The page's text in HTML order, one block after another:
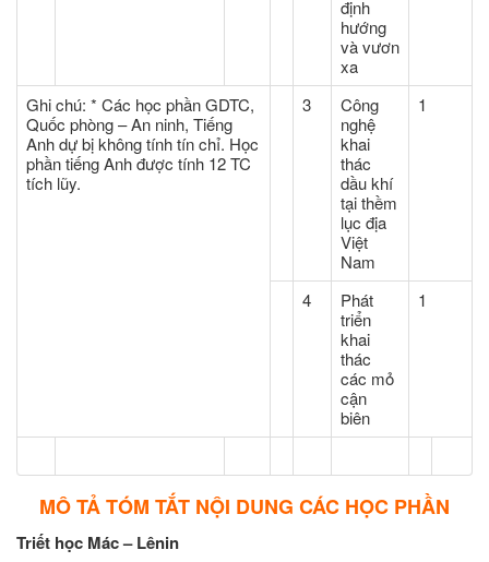
định
hướng
và vươn
xa
Ghi chú: * Các học phần GDTC,
Quốc phòng – An ninh, Tiếng
Anh dự bị không tính tín chỉ. Học
phần tiếng Anh được tính 12 TC
tích lũy.
3
Công
nghệ
khai
thác
dầu khí
tại thềm
lục địa
Việt
Nam
1
4
Phát
triển
khai
thác
các mỏ
cận
biên
1
MÔ TẢ TÓM TẮT NỘI DUNG CÁC HỌC PHẦN
Triết học Mác – Lênin